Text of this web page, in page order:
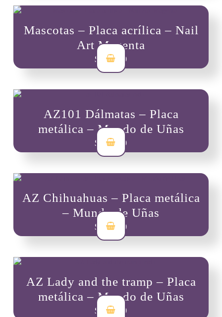
Mascotas – Placa acrílica – Nail
Art Magenta
$ 10,000
AZ101 Dálmatas – Placa
metálica – Mundo de Uñas
$ 19,300
AZ Chihuahuas – Placa metálica
– Mundo de Uñas
$ 19,300
AZ Lady and the tramp – Placa
metálica – Mundo de Uñas
$ 19,300